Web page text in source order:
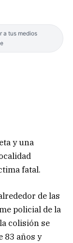
a tus medios
y una
fatal.
de las
policial de la
colisión se
83 años y